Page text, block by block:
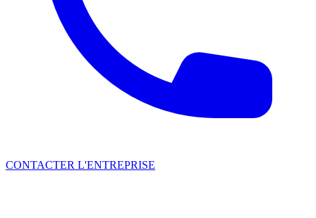
CONTACTER L'ENTREPRISE